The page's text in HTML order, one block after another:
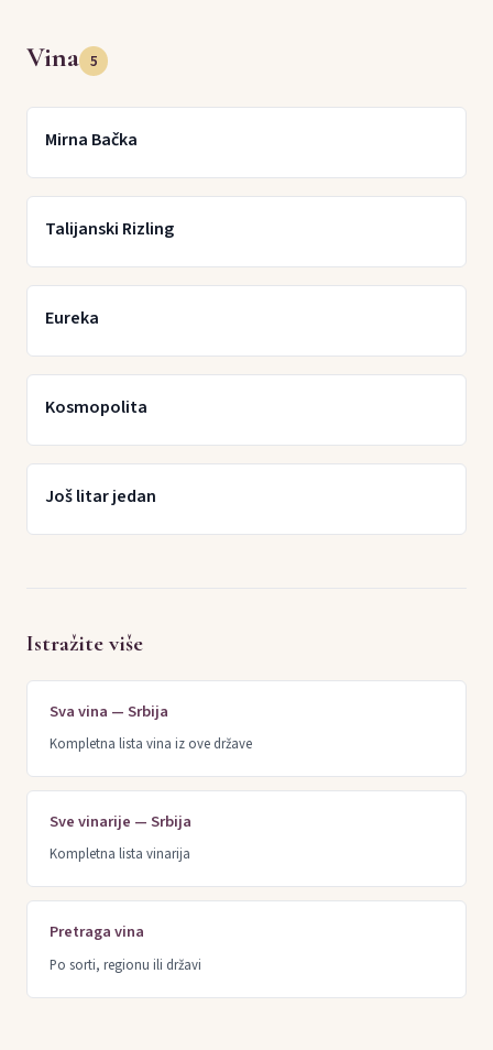
Vina 5
Mirna Bačka
Talijanski Rizling
Eureka
Kosmopolita
Još litar jedan
Istražite više
Sva vina — Srbija
Kompletna lista vina iz ove države
Sve vinarije — Srbija
Kompletna lista vinarija
Pretraga vina
Po sorti, regionu ili državi